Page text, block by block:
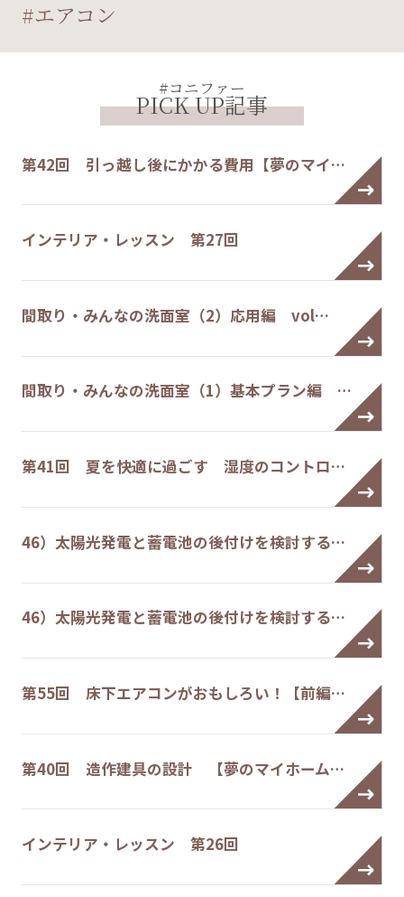
エアコン
#コニファー
PICK UP記事
第42回 引っ越し後にかかる費用【夢のマイ…
インテリア・レッスン 第27回
間取り・みんなの洗面室（2）応用編 vol…
間取り・みんなの洗面室（1）基本プラン編 …
第41回 夏を快適に過ごす 湿度のコントロ…
46）太陽光発電と蓄電池の後付けを検討する…
46）太陽光発電と蓄電池の後付けを検討する…
第55回 床下エアコンがおもしろい！【前編…
第40回 造作建具の設計 【夢のマイホーム…
インテリア・レッスン 第26回